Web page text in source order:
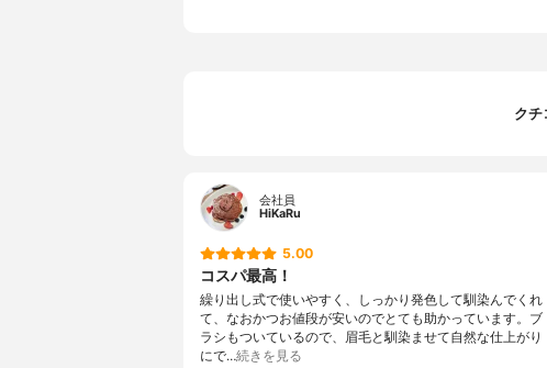
クチ
会社員
HiKaRu
5.00
コスパ最高！
繰り出し式で使いやすく、しっかり発色して馴染んでくれ
て、なおかつお値段が安いのでとても助かっています。ブ
ラシもついているので、眉毛と馴染ませて自然な仕上がり
にで…続きを見る